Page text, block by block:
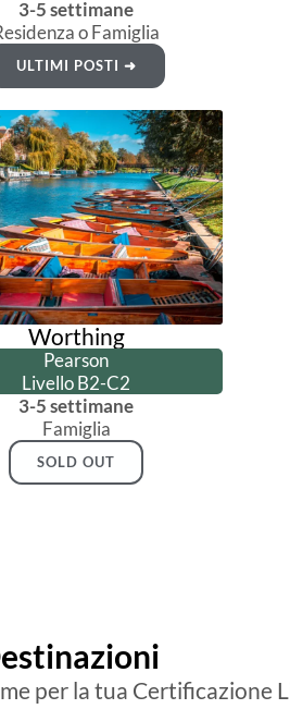
3-5 settimane
o Famiglia
ULTIMI POSTI ➜
Worthing
Pearson
Livello B2-C2
3-5 settimane
Famiglia
SOLD OUT
per la tua Certificazione